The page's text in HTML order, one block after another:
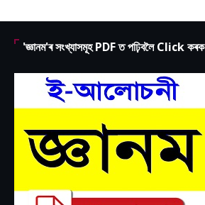
'জ্ঞানম'ৰ সংখ্যাসমূহ PDF ত পঢ়িবলৈ Click কৰক